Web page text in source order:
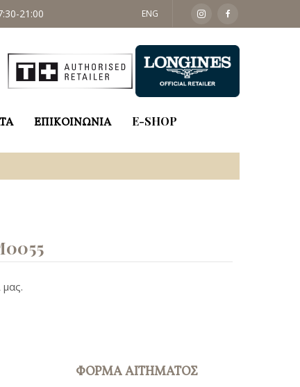
21:00 ΣΑΒ: 09:30 - 14:00
ENG
ΕΠΙΚΟΙΝΩΝΙΑ E-SHOP
μας.
ΦΟΡΜΑ ΑΙΤΗΜΑΤΟΣ